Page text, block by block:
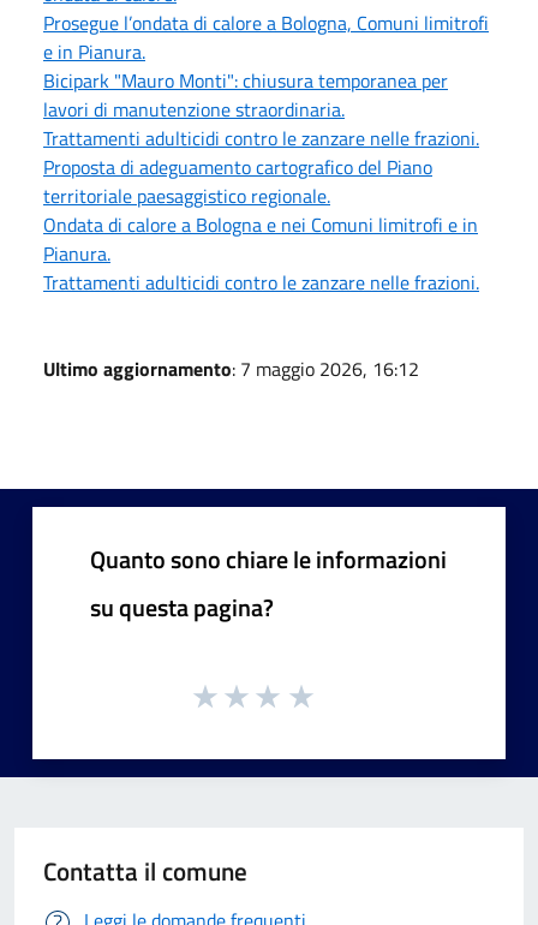
Prosegue l’ondata di calore a Bologna, Comuni limitrofi
e in Pianura.
Bicipark "Mauro Monti": chiusura temporanea per
lavori di manutenzione straordinaria.
Trattamenti adulticidi contro le zanzare nelle frazioni.
Proposta di adeguamento cartografico del Piano
territoriale paesaggistico regionale.
Ondata di calore a Bologna e nei Comuni limitrofi e in
Pianura.
Trattamenti adulticidi contro le zanzare nelle frazioni.
Ultimo aggiornamento: 7 maggio 2026, 16:12
Quanto sono chiare le informazioni
su questa pagina?
Contatta il comune